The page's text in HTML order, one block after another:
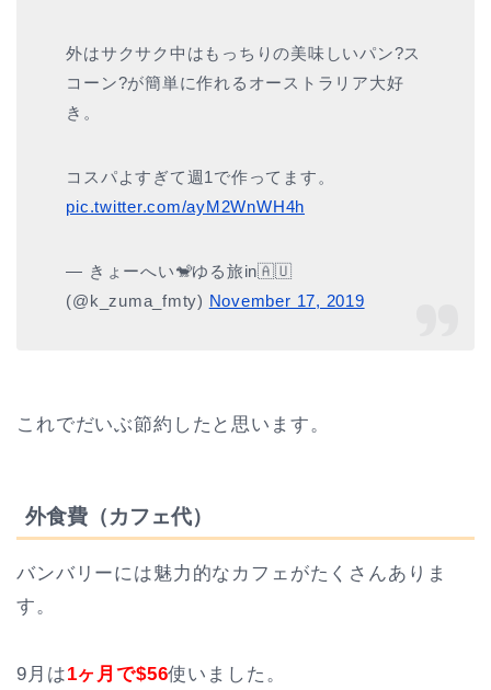
外はサクサク中はもっちりの美味しいパン?ス
コーン?が簡単に作れるオーストラリア大好
き。
コスパよすぎて週1で作ってます。
pic.twitter.com/ayM2WnWH4h
— きょーへい🐒ゆる旅in🇦🇺
(@k_zuma_fmty) November 17, 2019
これでだいぶ節約したと思います。
外食費（カフェ代）
バンバリーには魅力的なカフェがたくさんありま
す。
9月は1ヶ月で$56使いました。